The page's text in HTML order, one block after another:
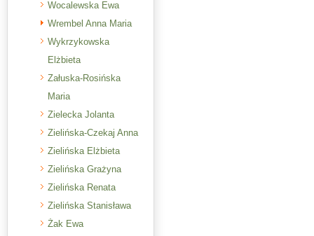
Wocalewska Ewa
Wrembel Anna Maria
Wykrzykowska
Elżbieta
Załuska-Rosińska
Maria
Zielecka Jolanta
Zielińska-Czekaj Anna
Zielińska Elżbieta
Zielińska Grażyna
Zielińska Renata
Zielińska Stanisława
Żak Ewa